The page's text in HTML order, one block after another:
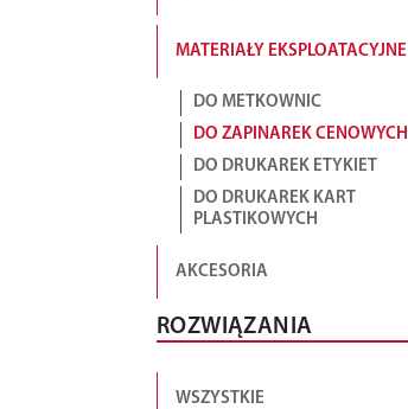
MATERIAŁY EKSPLOATACYJNE
DO METKOWNIC
DO ZAPINAREK CENOWYCH
DO DRUKAREK ETYKIET
DO DRUKAREK KART
PLASTIKOWYCH
AKCESORIA
ROZWIĄZANIA
WSZYSTKIE